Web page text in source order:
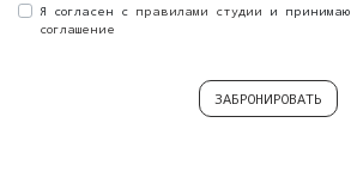
Я согласен с правилами студии и принимаю
соглашение
ЗАБРОНИРОВАТЬ